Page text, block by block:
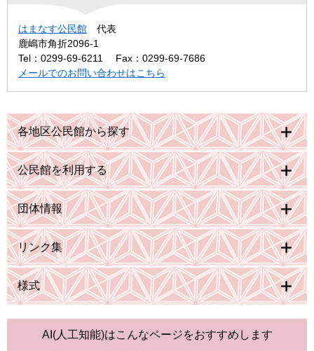
はまなす公民館
代表
鹿嶋市角折2096-1
Tel：0299-69-6211
Fax：0299-69-7686
メールでのお問い合わせはこちら
各地区公民館から探す
公民館を利用する
団体情報
リンク集
様式
AI(人工知能)はこんなページをおすすめします